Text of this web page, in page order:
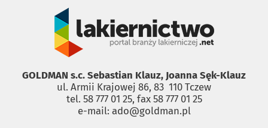
GOLDMAN s.c. Sebastian Klauz, Joanna Sęk-Klauz
ul. Armii Krajowej 86, 83 ­ 110 Tczew
tel. 58 777 01 25, fax 58 777 01 25
e-mail: ado@goldman.pl